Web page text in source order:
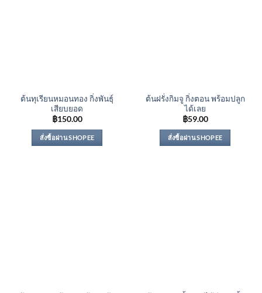
ต้นทุเรียนหมอนทอง กิ่งพันธุ์
เสียบยอด
฿150.00
สั่งซื้อผ่าน SHOPEE
ต้นฝรั่งกิมจู กิ่งตอน พร้อมปลูก
ได้เลย
฿59.00
สั่งซื้อผ่าน SHOPEE